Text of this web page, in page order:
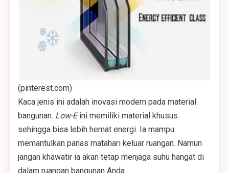
(pinterest.com)
Kaca jenis ini adalah inovasi modern pada material
bangunan. Low-Eini memiliki material khusus
sehingga bisa lebih hemat energi. Ia mampu
memantulkan panas matahari keluar ruangan. Namun
jangan khawatir ia akan tetap menjaga suhu hangat di
dalam ruangan bangunan Anda.